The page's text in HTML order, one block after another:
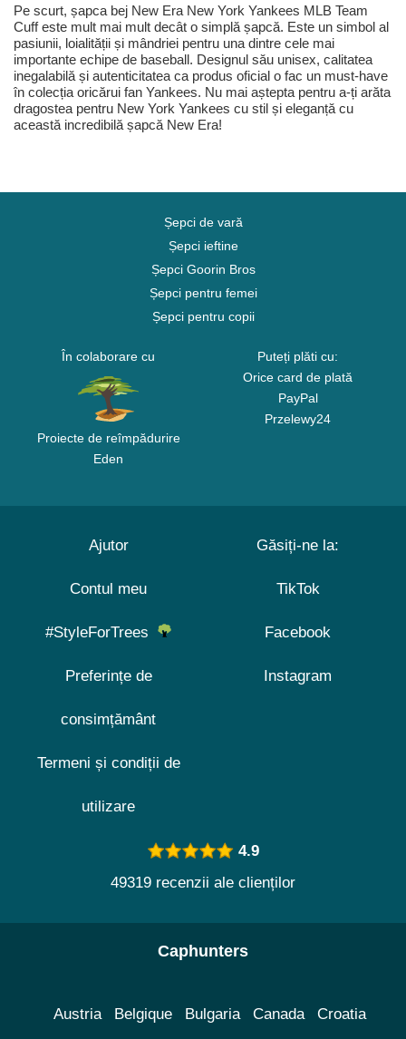
Pe scurt, șapca bej New Era New York Yankees MLB Team
Cuff este mult mai mult decât o simplă șapcă. Este un simbol al
pasiunii, loialității și mândriei pentru una dintre cele mai
importante echipe de baseball. Designul său unisex, calitatea
inegalabilă și autenticitatea ca produs oficial o fac un must-have
în colecția oricărui fan Yankees. Nu mai aștepta pentru a-ți arăta
dragostea pentru New York Yankees cu stil și eleganță cu
această incredibilă șapcă New Era!
Șepci de vară
Șepci ieftine
Șepci Goorin Bros
Șepci pentru femei
Șepci pentru copii
În colaborare cu
Proiecte de reîmpădurire
Eden
Puteți plăti cu:
Orice card de plată
PayPal
Przelewy24
Ajutor
Contul meu
#StyleForTrees
Preferințe de
consimțământ
Termeni și condiții de
utilizare
Găsiți-ne la:
TikTok
Facebook
Instagram
4.9
49319 recenzii ale clienților
Caphunters
Austria Belgique Bulgaria Canada Croatia